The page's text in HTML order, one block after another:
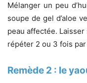
Mélanger un peu
soupe de gel d’aloe
peau affectée. Laisser
répéter 2 ou 3 fois
Remède 2 : le